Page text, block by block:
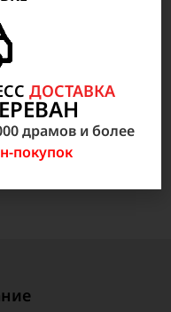
ОБР
ДОСТАВКА
драмов и более
покупок